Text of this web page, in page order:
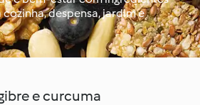
Aprenda com o
Cookidoo®
despensa, jardim e
e curcuma